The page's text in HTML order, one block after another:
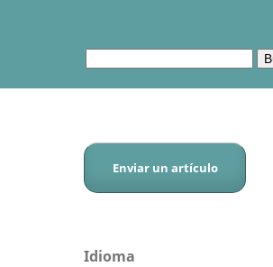
Enviar un artículo
Idioma